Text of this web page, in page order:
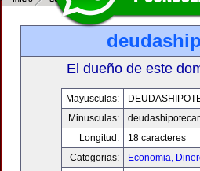
El dueño de este
Mayusculas:
Minusculas:
Longitud:
18 caracteres
Categorias:
Economia,